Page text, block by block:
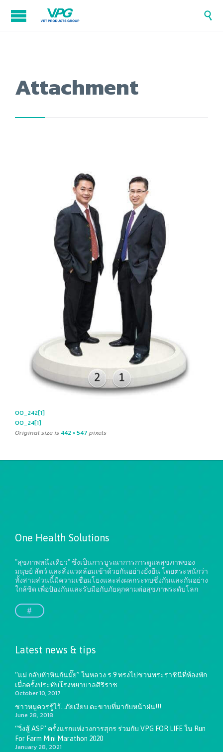

Attachment
00_242[1]
00_24[1]
Original size is442 × 547 pixels
One Health Solutions
"สุขภาพหนึ่งเดียว" ซึ่งเป็นการบูรณาการการดูแลสุขภาพของ
มนุษย์ สัตว์ และสิ่งแวดล้อมเข้าด้วยกันอย่างยั่งยืนโดยตระหนักว่า
ทั้งสามส่วนนี้มีความเชื่อมโยงและส่งผลกระทบซึ่งกันและกันอย่าง
ใกล้ชิด เพื่อป้องกันและรับมือกับภัยคุกคามต่อสุขภาพระดับโลก
#
Latest news & tips
“แม่ กลับหัวหินกันมั๊ย” ในหลวง ร.9 ทรงไปชวนพระราชินีที่ห้องพัก
เมื่อครั้งประทับโรงพยาบาลศิริราช
October 10, 2017
ชาวหมูควรรู้ไว้…ภัยเงียบ ตะขาบที่มากับหน้าฝน!!!
June 28, 2018
“วิ่งสู้ ASF” ครั้งแรกแห่งวงการสุกร ร่วมกับ VPG FOR LIFE ใน Run
For Farm Mini Marathon 2020
January 28, 2021